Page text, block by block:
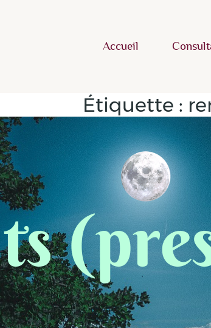
Accueil
Étiquette :